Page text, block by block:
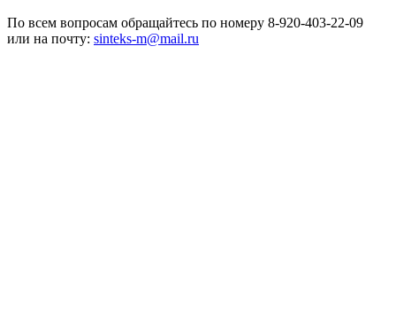
По всем вопросам обращайтесь по номеру 8-920-403-22-09
или на почту: sinteks-m@mail.ru